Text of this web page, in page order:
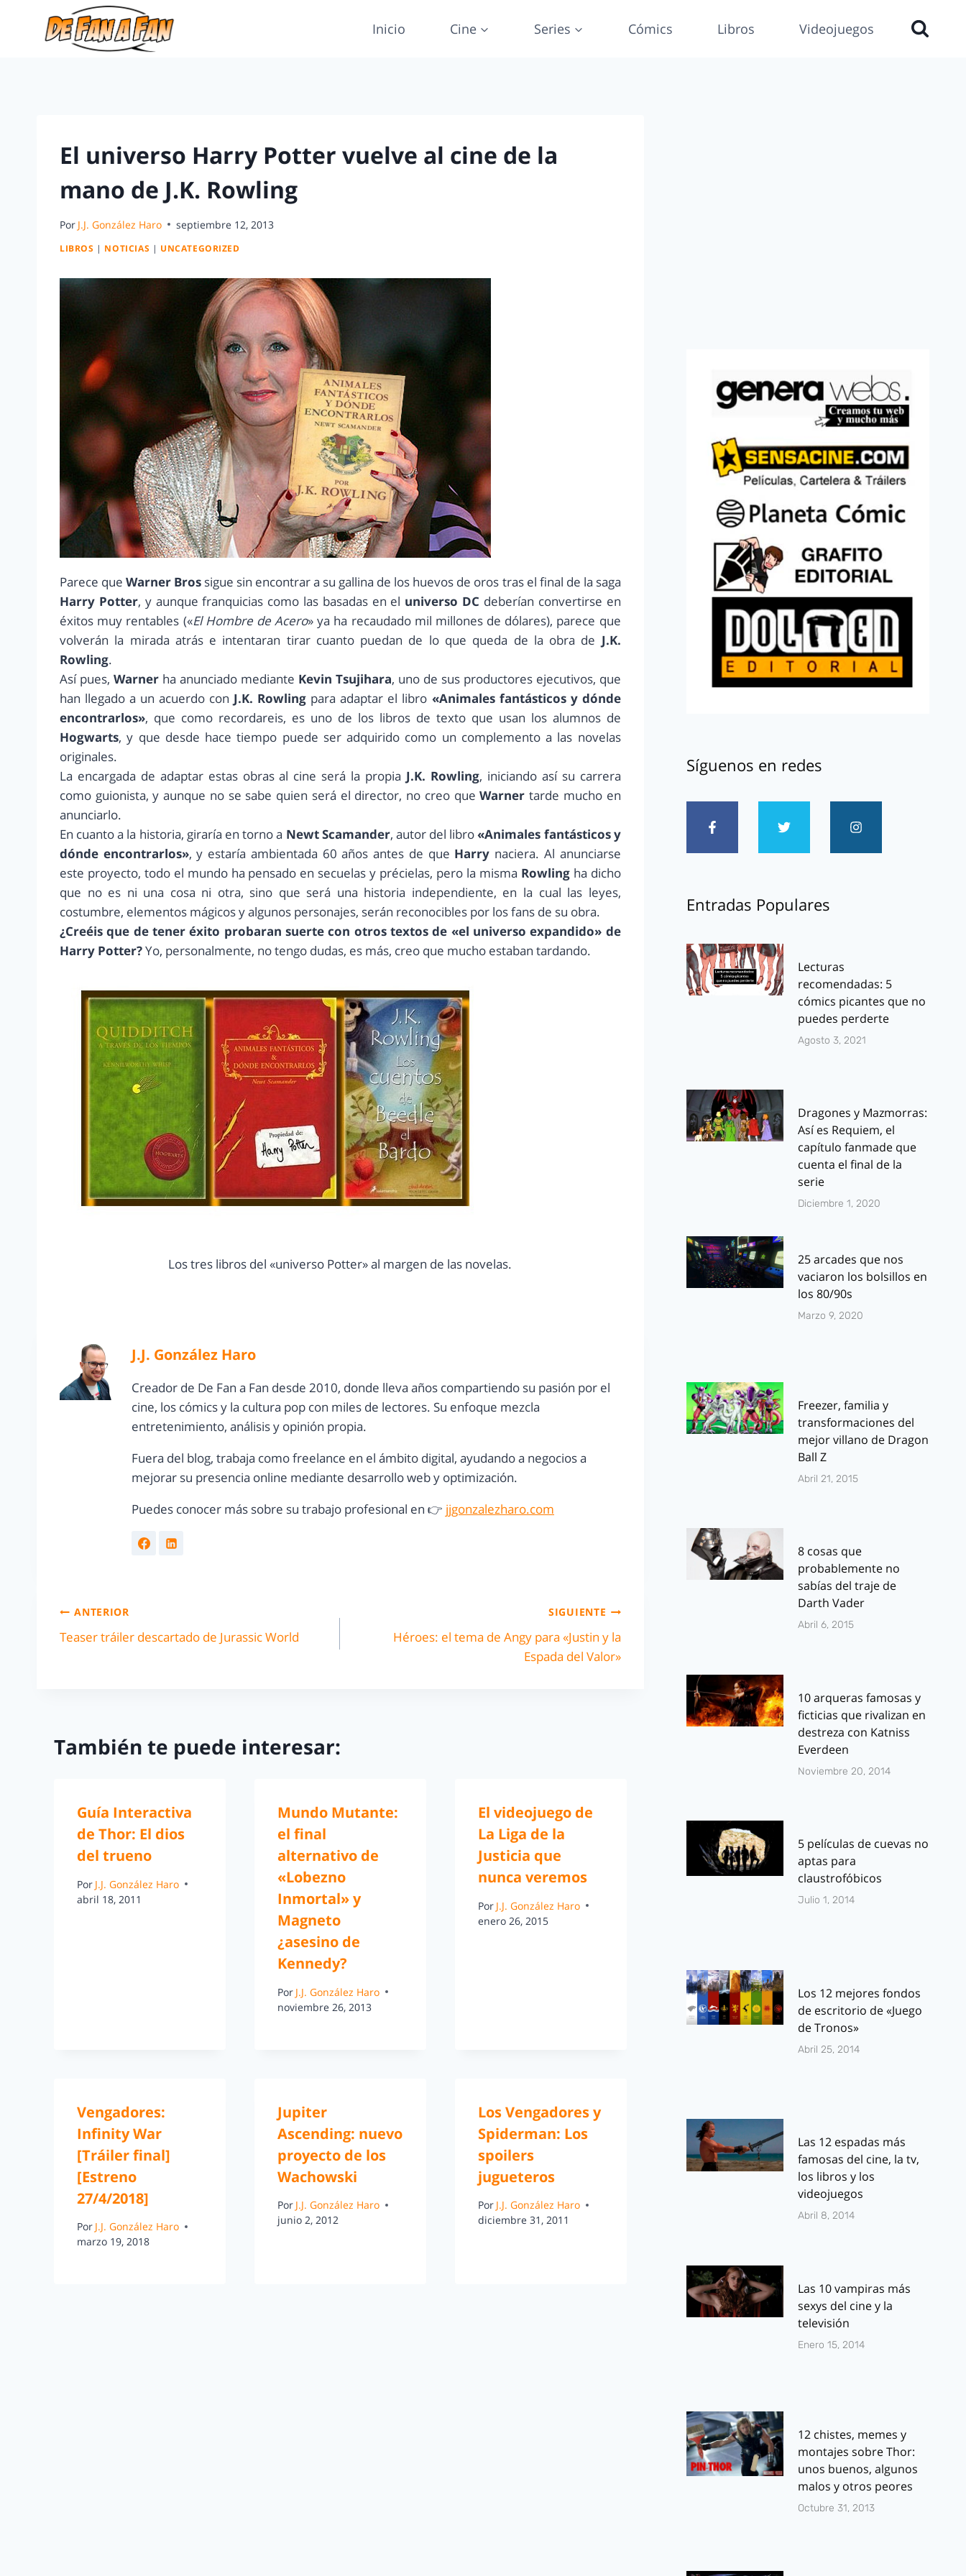
Inicio Cine Series Cómics Libros Videojuegos
El universo Harry Potter vuelve al cine de la
mano de J.K. Rowling
Por J.J. González Haro septiembre 12, 2013
LIBROS | NOTICIAS | UNCATEGORIZED
Parece queWarner Bros sigue sin encontrar a su gallina de los huevos de oros tras el final de la saga
Harry Potter, y aunque franquicias como las basadas en el universo DC deberían convertirse en
éxitos muy rentables («El Hombre de Acero» ya ha recaudado mil millones de dólares), parece que
volverán la mirada atrás e intentaran tirar cuanto puedan de lo que queda de la obra de J.K.
Rowling.
Así pues, Warner ha anunciado mediante Kevin Tsujihara, uno de sus productores ejecutivos, que
han llegado a un acuerdo con J.K. Rowling para adaptar el libro «Animales fantásticos y dónde
encontrarlos», que como recordareis, es uno de los libros de texto que usan los alumnos de
Hogwarts, y que desde hace tiempo puede ser adquirido como un complemento a las novelas
originales.
La encargada de adaptar estas obras al cine será la propia J.K. Rowling, iniciando así su carrera
como guionista, y aunque no se sabe quien será el director, no creo queWarner tarde mucho en
anunciarlo.
En cuanto a la historia, giraría en torno a Newt Scamander, autor del libro«Animales fantásticos y
dónde encontrarlos», y estaría ambientada 60 años antes de que Harry naciera. Al anunciarse
este proyecto, todo el mundo ha pensado en secuelas y précielas, pero la misma Rowlingha dicho
que no es ni una cosa ni otra, sino que será una historia independiente, en la cual las leyes,
costumbre, elementos mágicos y algunos personajes, serán reconocibles por los fans de su obra.
¿Creéis que de tener éxito probaran suerte con otros textos de «el universo expandido» de
Harry Potter?Yo, personalmente, no tengo dudas, es más, creo que mucho estaban tardando.
Los tres libros del «universo Potter» al margen de las novelas.
J.J. González Haro
Creador de De Fan a Fan desde 2010, donde lleva años compartiendo su pasión por el
cine, los cómics y la cultura pop con miles de lectores. Su enfoque mezcla
entretenimiento, análisis y opinión propia.
Fuera del blog, trabaja como freelance en el ámbito digital, ayudando a negocios a
mejorar su presencia online mediante desarrollo web y optimización.
Puedes conocer más sobre su trabajo profesional en 👉 jjgonzalezharo.com
ANTERIOR
Teaser tráiler descartado de Jurassic World
SIGUIENTE
Héroes: el tema de Angy para «Justin y la
Espada del Valor»
También te puede interesar:
Guía Interactiva
de Thor: El dios
del trueno
Por J.J. González Haro
abril 18, 2011
Mundo Mutante:
el final
alternativo de
«Lobezno
Inmortal» y
Magneto
¿asesino de
Kennedy?
Por J.J. González Haro
noviembre 26, 2013
El videojuego de
La Liga de la
Justicia que
nunca veremos
Por J.J. González Haro
enero 26, 2015
Vengadores:
Infinity War
[Tráiler final]
[Estreno
27/4/2018]
Por J.J. González Haro
marzo 19, 2018
Jupiter
Ascending: nuevo
proyecto de los
Wachowski
Por J.J. González Haro
junio 2, 2012
Los Vengadores y
Spiderman: Los
spoilers
jugueteros
Por J.J. González Haro
diciembre 31, 2011
Síguenos en redes
Entradas Populares
Lecturas
recomendadas: 5
cómics picantes que no
puedes perderte
Agosto 3, 2021
Dragones y Mazmorras:
Así es Requiem, el
capítulo fanmade que
cuenta el final de la
serie
Diciembre 1, 2020
25 arcades que nos
vaciaron los bolsillos en
los 80/90s
Marzo 9, 2020
Freezer, familia y
transformaciones del
mejor villano de Dragon
Ball Z
Abril 21, 2015
8 cosas que
probablemente no
sabías del traje de
Darth Vader
Abril 6, 2015
10 arqueras famosas y
ficticias que rivalizan en
destreza con Katniss
Everdeen
Noviembre 20, 2014
5 películas de cuevas no
aptas para
claustrofóbicos
Julio 1, 2014
Los 12 mejores fondos
de escritorio de «Juego
de Tronos»
Abril 25, 2014
Las 12 espadas más
famosas del cine, la tv,
los libros y los
videojuegos
Abril 8, 2014
Las 10 vampiras más
sexys del cine y la
televisión
Enero 15, 2014
12 chistes, memes y
montajes sobre Thor:
unos buenos, algunos
malos y otros peores
Octubre 31, 2013